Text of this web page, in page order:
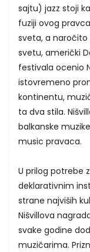
sajtu) jazz stoji
fuziji ovog
sveta, a naročito
svetu, američki
festivala ocenio
istovremeno
kontinentu,
ta dva stila.
balkanske
music pravaca.
U prilog potrebe
deklarativnim
strane najviših
Nišvillova
svake godine
muzičarima.